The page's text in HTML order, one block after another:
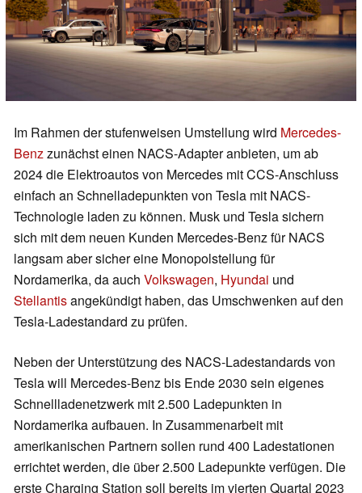
Im Rahmen der stufenweisen Umstellung wird Mercedes-
Benz zunächst einen NACS-Adapter anbieten, um ab
2024 die Elektroautos von Mercedes mit CCS-Anschluss
einfach an Schnelladepunkten von Tesla mit NACS-
Technologie laden zu können. Musk und Tesla sichern
sich mit dem neuen Kunden Mercedes-Benz für NACS
langsam aber sicher eine Monopolstellung für
Nordamerika, da auch Volkswagen, Hyundai und
Stellantisangekündigt haben, das Umschwenken auf den
Tesla-Ladestandard zu prüfen.
Neben der Unterstützung des NACS-Ladestandards von
Tesla will Mercedes-Benz bis Ende 2030 sein eigenes
Schnellladenetzwerk mit 2.500 Ladepunkten in
Nordamerika aufbauen. In Zusammenarbeit mit
amerikanischen Partnern sollen rund 400 Ladestationen
errichtet werden, die über 2.500 Ladepunkte verfügen. Die
erste Charging Station soll bereits im vierten Quartal 2023